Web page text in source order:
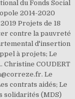
du Fonds Social
2014-2020
Projets de 18
contre la pauvreté
d'insertion
à projets; Le
Christine COUDERT
Le
contrats aidés; Le
solidarités (MDS)